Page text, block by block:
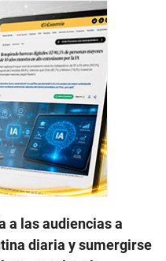
a las audiencias a
diaria y sumergirse